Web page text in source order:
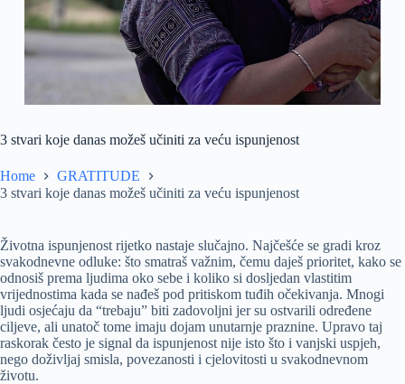
3 stvari koje danas možeš učiniti za veću ispunjenost
Home
GRATITUDE
3 stvari koje danas možeš učiniti za veću ispunjenost
Životna ispunjenost rijetko nastaje slučajno. Najčešće se gradi kroz
svakodnevne odluke: što smatraš važnim, čemu daješ prioritet, kako se
odnosiš prema ljudima oko sebe i koliko si dosljedan vlastitim
vrijednostima kada se nađeš pod pritiskom tuđih očekivanja. Mnogi
ljudi osjećaju da “trebaju” biti zadovoljni jer su ostvarili određene
ciljeve, ali unatoč tome imaju dojam unutarnje praznine. Upravo taj
raskorak često je signal da ispunjenost nije isto što i vanjski uspjeh,
nego doživljaj smisla, povezanosti i cjelovitosti u svakodnevnom
životu.